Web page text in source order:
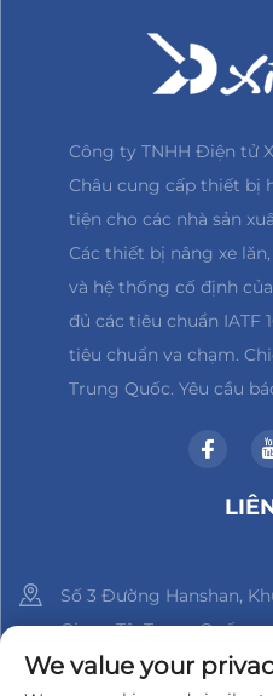
Công ty TNHH Điện tử
Châu cung cấp thiết bị
tiện cho các nhà sản
Các thiết bị nâng xe
và hệ thống cố định
đủ các tiêu chuẩn IATF
tiêu chuẩn va chạm.
Trung Quốc. Yêu cầu
Số 3 Đường Hanshan,
Giang Tô, Trung Quốc
+86-18961288218
We value your